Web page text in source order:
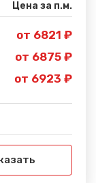
Цена за п.м.
от 6821 ₽
от 6875 ₽
от 6923 ₽
свяжется с